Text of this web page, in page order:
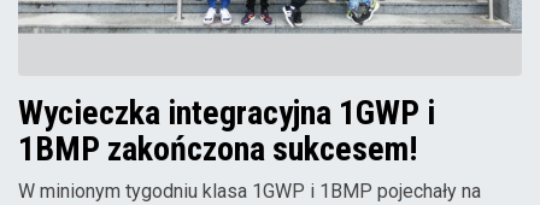
Wycieczka integracyjna 1GWP i
1BMP zakończona sukcesem!
W minionym tygodniu klasa 1GWP i 1BMP pojechały na